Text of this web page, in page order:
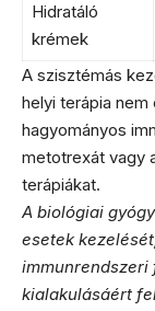
Hidratáló
krémek
A szisztémás
helyi terápia
hagyományos
metotrexát vagy
terápiákat.
A biológiai
esetek
immunrendszeri
kialakulásáért